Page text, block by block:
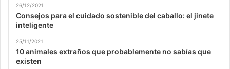
26/12/2021
Consejos para el cuidado sostenible del caballo: el jinete
inteligente
25/11/2021
10 animales extraños que probablemente no sabías que
existen